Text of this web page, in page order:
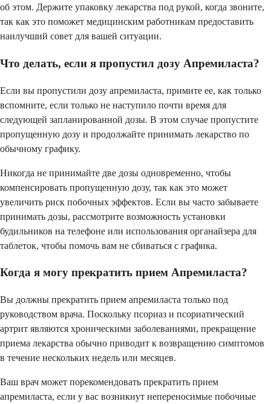
об этом. Держите упаковку лекарства под рукой, когда звоните,
так как это поможет медицинским работникам предоставить
наилучший совет для вашей ситуации.
Что делать, если я пропустил дозу Апремиласта?
Если вы пропустили дозу апремиласта, примите ее, как только
вспомните, если только не наступило почти время для
следующей запланированной дозы. В этом случае пропустите
пропущенную дозу и продолжайте принимать лекарство по
обычному графику.
Никогда не принимайте две дозы одновременно, чтобы
компенсировать пропущенную дозу, так как это может
увеличить риск побочных эффектов. Если вы часто забываете
принимать дозы, рассмотрите возможность установки
будильников на телефоне или использования органайзера для
таблеток, чтобы помочь вам не сбиваться с графика.
Когда я могу прекратить прием Апремиласта?
Вы должны прекратить прием апремиласта только под
руководством врача. Поскольку псориаз и псориатический
артрит являются хроническими заболеваниями, прекращение
приема лекарства обычно приводит к возвращению симптомов
в течение нескольких недель или месяцев.
Ваш врач может порекомендовать прекратить прием
апремиласта, если у вас возникнут непереносимые побочные